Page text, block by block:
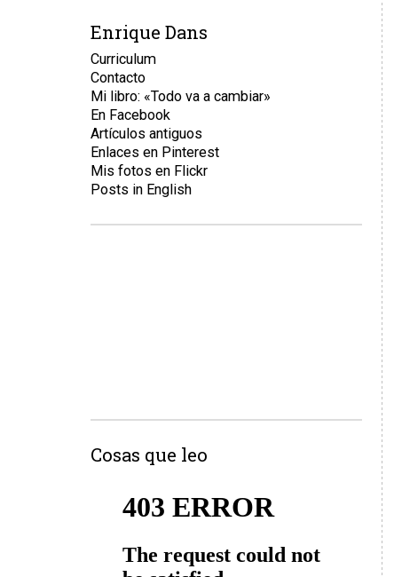
Enrique Dans
Curriculum
Contacto
Mi libro: «Todo va a cambiar»
En Facebook
Artículos antiguos
Enlaces en Pinterest
Mis fotos en Flickr
Posts in English
Cosas que leo